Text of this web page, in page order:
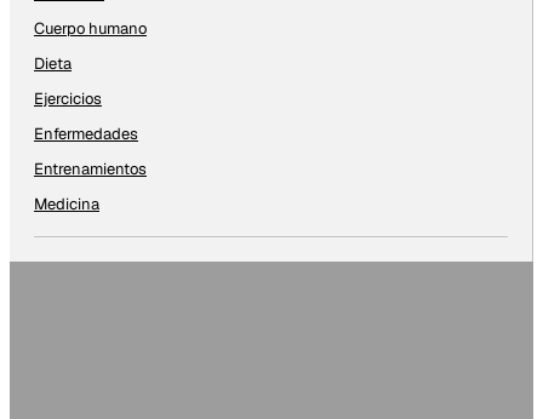
Cuerpo humano
Dieta
Ejercicios
Enfermedades
Entrenamientos
Medicina